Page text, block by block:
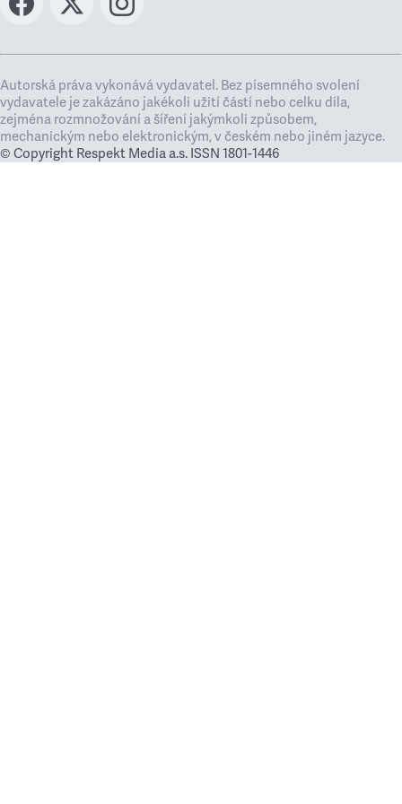
Autorská práva vykonává vydavatel. Bez písemného svolení
vydavatele je zakázáno jakékoli užití částí nebo celku díla,
zejména rozmnožování a šíření jakýmkoli způsobem,
mechanickým nebo elektronickým, v českém nebo jiném jazyce.
© Copyright Respekt Media a.s. ISSN 1801-1446